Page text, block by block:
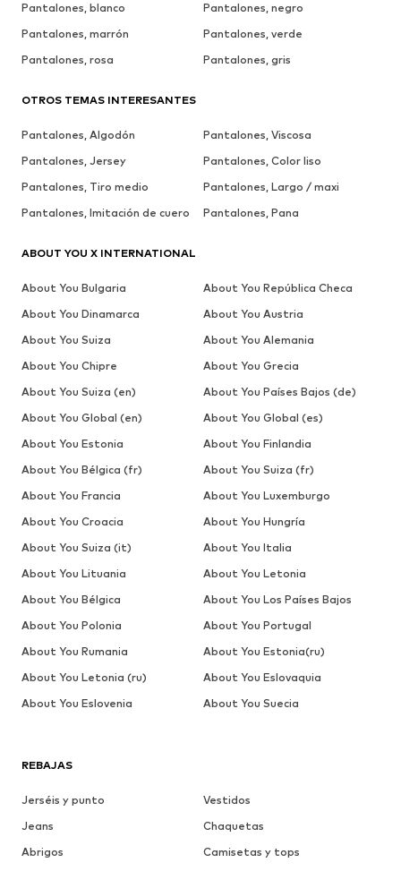
REBAJAS
Jerséis y punto
Vestidos
Jeans
Chaquetas
Abrigos
Camisetas y tops
Pantalones, blanco
Pantalones, negro
Pantalones, marrón
Pantalones, verde
Pantalones, rosa
Pantalones, gris
OTROS TEMAS INTERESANTES
Pantalones, Algodón
Pantalones, Viscosa
Pantalones, Jersey
Pantalones, Color liso
Pantalones, Tiro medio
Pantalones, Largo / maxi
Pantalones, Imitación de cuero
Pantalones, Pana
ABOUT YOU X INTERNATIONAL
About You Bulgaria
About You República Checa
About You Dinamarca
About You Austria
About You Suiza
About You Alemania
About You Chipre
About You Grecia
About You Suiza (en)
About You Países Bajos (de)
About You Global (en)
About You Global (es)
About You Estonia
About You Finlandia
About You Bélgica (fr)
About You Suiza (fr)
About You Francia
About You Luxemburgo
About You Croacia
About You Hungría
About You Suiza (it)
About You Italia
About You Lituania
About You Letonia
About You Bélgica
About You Los Países Bajos
About You Polonia
About You Portugal
About You Rumania
About You Estonia(ru)
About You Letonia (ru)
About You Eslovaquia
About You Eslovenia
About You Suecia